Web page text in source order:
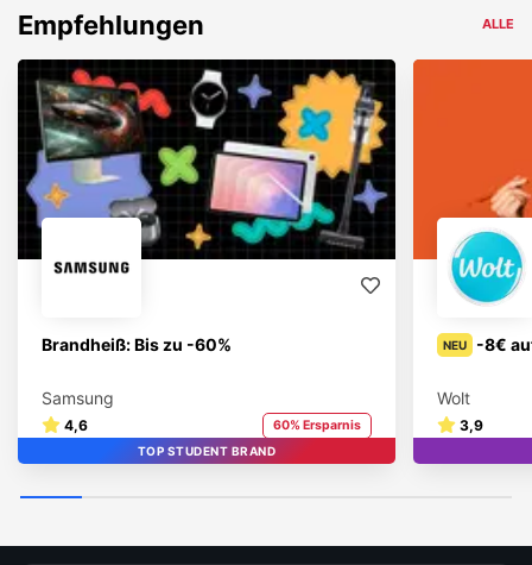
Empfehlungen ALLE
Brandheiß: Bis zu -60%
Samsung
4,6 60% Ersparnis
TOP STUDENT BRAND
NEU -8€
Wolt
3,9